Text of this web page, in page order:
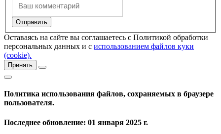
Оставаясь на сайте вы соглашаетесь с Политикой обработки
персональных данных и с использованием файлов куки
(cookie).
Принять
Политика использования файлов, сохраняемых в браузере
пользователя.
Последнее обновление: 01 января 2025 г.